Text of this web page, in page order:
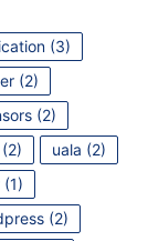
(3)
(2)
(2)
(2) uala (2)
(1)
(2)